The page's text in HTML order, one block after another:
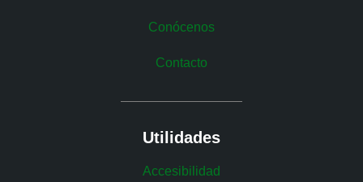
Conócenos
Contacto
Utilidades
Accesibilidad